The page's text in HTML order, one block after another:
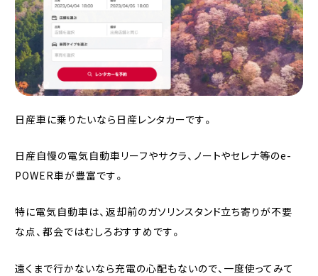
日産車に乗りたいなら日産レンタカーです。
日産自慢の電気自動車リーフやサクラ、ノートやセレナ等のe-
POWER車が豊富です。
特に電気自動車は、返却前のガソリンスタンド立ち寄りが不要
な点、都会ではむしろおすすめです。
遠くまで行かないなら充電の心配もないので、一度使ってみて